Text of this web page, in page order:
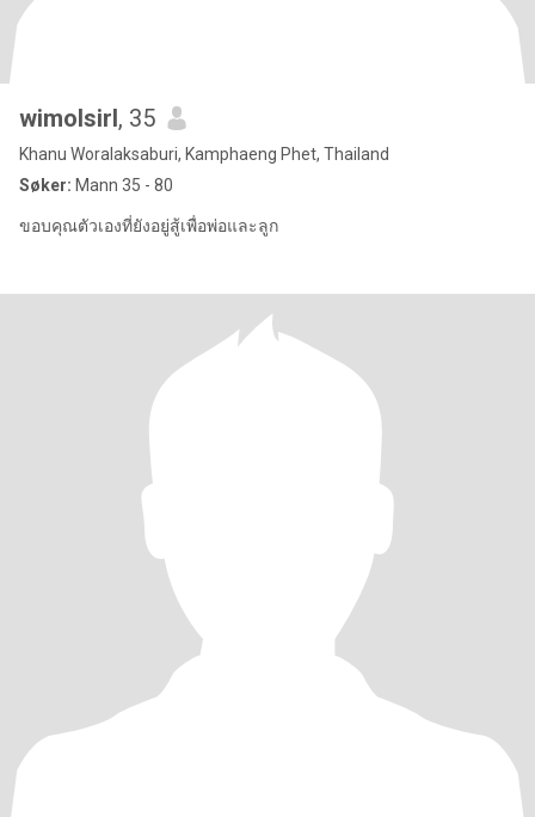
wimolsirl, 35
Khanu Woralaksaburi, Kamphaeng Phet, Thailand
Søker: Mann 35 - 80
ขอบคุณตัวเองที่ยังอยู่สู้เพื่อพ่อและลูก